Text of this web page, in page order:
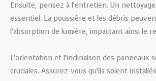
Ensuite, pensez à l’entretien. Un
essentiel. La poussière et les débris
l’absorption de lumière, impactant ainsi le
L’orientation et l’inclinaison des panneaux
cruciales. Assurez-vous qu’ils soient